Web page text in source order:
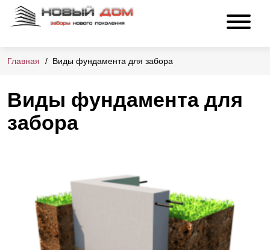
Главная Виды фундамента для забора
Виды фундамента для
забора